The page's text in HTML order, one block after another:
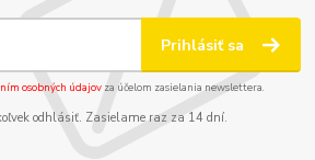
Prihlásiť sa
osobných údajov za účelom zasielania newslettera.
odhlásiť. Zasielame raz za 14 dní.